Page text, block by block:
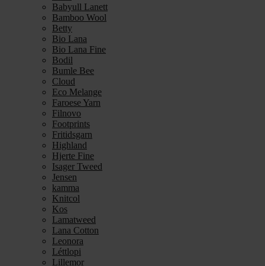
Babyull Lanett
Bamboo Wool
Betty
Bio Lana
Bio Lana Fine
Bodil
Bumle Bee
Cloud
Eco Melange
Faroese Yarn
Filnovo
Footprints
Fritidsgarn
Highland
Hjerte Fine
Isager Tweed
Jensen
kamma
Knitcol
Kos
Lamatweed
Lana Cotton
Leonora
Léttlopi
Lillemor